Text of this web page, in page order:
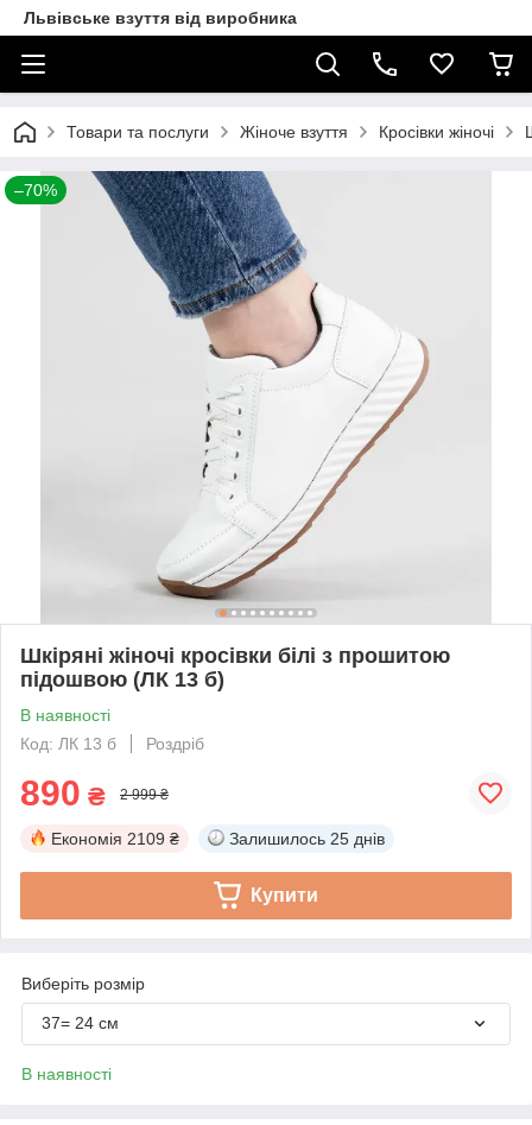
Львівське взуття від виробника
Товари та послуги Жіноче взуття Кросівки жіночі
–70%
Шкіряні жіночі кросівки білі з прошитою
підошвою (ЛК 13 б)
В наявності
Код: ЛК 13 б
Роздріб
890 ₴ 2 999 ₴
Економія 2109 ₴ Залишилось 25 днів
Купити
Виберіть розмір
37= 24 см
В наявності